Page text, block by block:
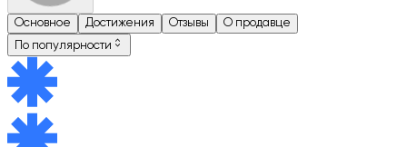
Основное Достижения Отзывы
О продавце
По популярности